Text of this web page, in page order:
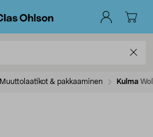
Muuttolaatikot & pakkaaminen Kulma